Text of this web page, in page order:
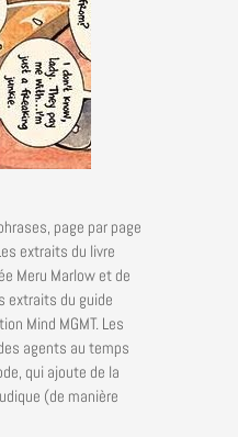
page par page
extraits du livre
Meru Marlow et de
extraits du guide
Mind MGMT. Les
agents au temps
qui ajoute de la
(de manière